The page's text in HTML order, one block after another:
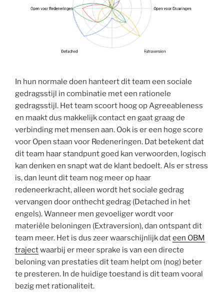
In hun normale doen hanteert dit team een sociale
gedragsstijl in combinatie met een rationele
gedragsstijl. Het team scoort hoog op Agreeableness
en maakt dus makkelijk contact en gaat graag de
verbinding met mensen aan. Ook is er een hoge score
voor Open staan voor Redeneringen. Dat betekent dat
dit team haar standpunt goed kan verwoorden, logisch
kan denken en snapt wat de klant bedoelt. Als er stress
is, dan leunt dit team nog meer op haar
redeneerkracht, alleen wordt het sociale gedrag
vervangen door onthecht gedrag (Detached in het
engels). Wanneer men gevoeliger wordt voor
materiële beloningen (Extraversion), dan ontspant dit
team meer. Het is dus zeer waarschijnlijk dateen OBM
trajectwaarbij er meer sprake is van een directe
beloning van prestaties dit team helpt om (nog) beter
te presteren. In de huidige toestand is dit team vooral
bezig met rationaliteit.